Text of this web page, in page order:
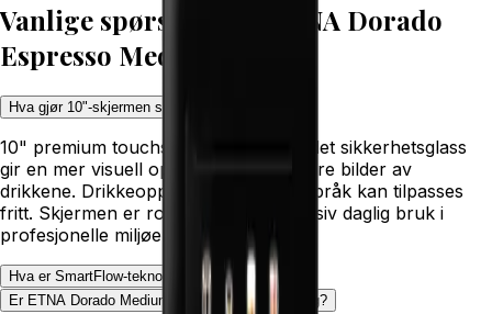
Vanlige spørsmål om
ETNA Dorado
Espresso Medium 10"
Hva gjør 10"-skjermen spesiell?
10" premium touchskjerm i 3 mm herdet sikkerhetsglass
gir en mer visuell opplevelse med større bilder av
drikkene. Drikkeoppskrifter, logo og språk kan tilpasses
fritt. Skjermen er robust nok for intensiv daglig bruk i
profesjonelle miljøer.
Hva er SmartFlow-teknologi?
Er ETNA Dorado Medium 10" et bærekraftig valg?